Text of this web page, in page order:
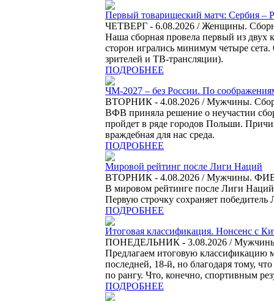
Первый товарищеский матч: Сербия –
ЧЕТВЕРГ - 6.08.2026 / Женщины.
Наша сборная провела первый из двух
сторон игрались минимум четыре
зрителей и ТВ-трансляции).
ПОДРОБНЕЕ
ЧМ-2027 – без России. По
ВТОРНИК - 4.08.2026 / Мужчины.
ВФВ приняла решение о неучастии
пройдет в ряде городов Польши.
враждебная для нас среда.
ПОДРОБНЕЕ
Мировой рейтинг после Лиги Наций
ВТОРНИК - 4.08.2026 / Мужчины.
В мировом рейтинге после Лиги Наций
Первую строчку сохраняет
ПОДРОБНЕЕ
Итоговая классификация. Нонсенс с
ПОНЕДЕЛЬНИК - 3.08.2026 /
Предлагаем итоговую классификацию
последней, 18-й, но благодаря тому,
по рангу. Что, конечно, спортивным
ПОДРОБНЕЕ